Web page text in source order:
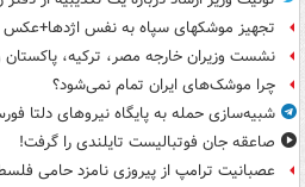
تجهیز موشکهای سپاه به نفس اژدها+عکس
نشست وزیران خارجه مصر، ترکیه،
چرا موشک‌های ایران تمام نمی‌شود؟
شبیه‌سازی حمله به پایگاه نیروهای دلتا
صاعقه جان فوتبالیست تایلندی را گرفت!
عصبانیت ترامپ از پیروزی نامزد حامی